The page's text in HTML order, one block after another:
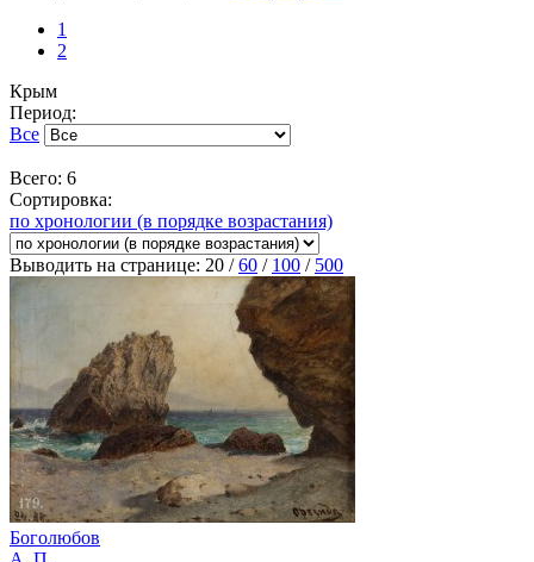
1
2
Крым
Период:
Все
Всего: 6
Сортировка:
по хронологии (в порядке возрастания)
Выводить на странице: 20 /60 / 100 / 500
Боголюбов